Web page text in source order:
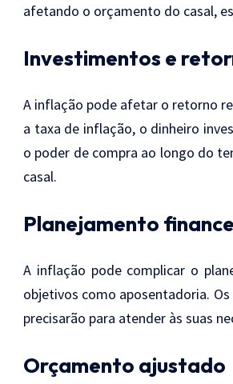
afetando o orçamento do casal,
Investimentos e
A inflação pode afetar o retorno
a taxa de inflação, o dinheiro
o poder de compra ao longo do
casal.
Planejamento
A inflação pode complicar o
objetivos como aposentadoria.
precisarão para atender às suas
Orçamento ajustado